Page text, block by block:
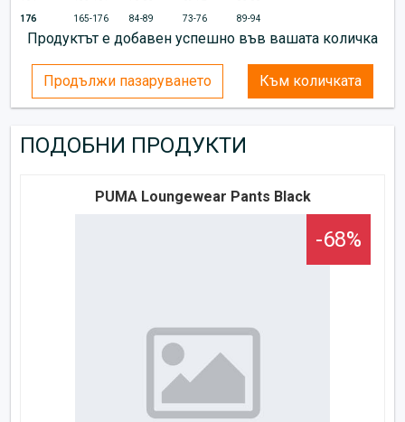
176 165-176 84-89 73-76 89-94
Продуктът е добавен успешно във вашата количка
Продължи пазаруването Към количката
ПОДОБНИ ПРОДУКТИ
PUMA Loungewear Pants Black
-68%